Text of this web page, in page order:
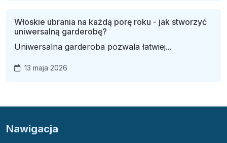
Włoskie ubrania na każdą porę roku - jak stworzyć
uniwersalną garderobę?
Uniwersalna garderoba pozwala łatwiej...
13 maja 2026
Nawigacja